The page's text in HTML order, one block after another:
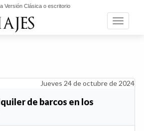
Versión Clásica o escritorio
Toggle
Jueves 24 de octubre de 2024
de barcos en los